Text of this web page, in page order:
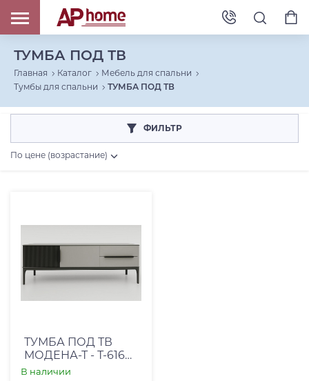
ТУМБА ПОД ТВ
Главная Каталог
Мебель для спальни
Тумбы для спальни
ТУМБА ПОД ТВ
ФИЛЬТР
По цене (возрастание)
ТУМБА ПОД ТВ
МОДЕНА-Т - Т-616
МДФ
В наличии